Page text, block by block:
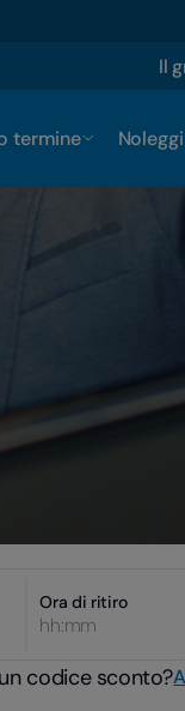
Il
termine
Ora di ritiro
hh:mm
codice sconto?